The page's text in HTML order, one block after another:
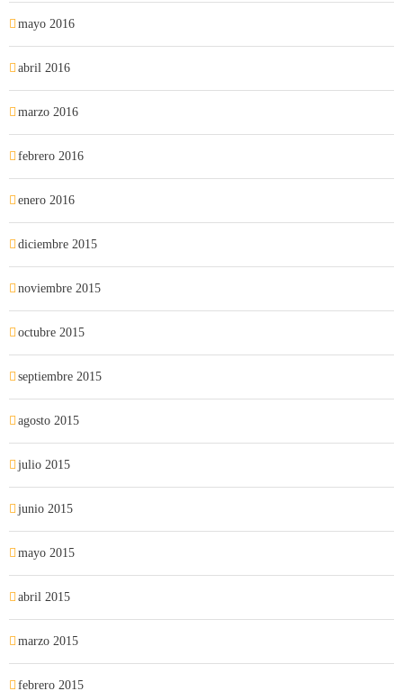
mayo 2016
abril 2016
marzo 2016
febrero 2016
enero 2016
diciembre 2015
noviembre 2015
octubre 2015
septiembre 2015
agosto 2015
julio 2015
junio 2015
mayo 2015
abril 2015
marzo 2015
febrero 2015